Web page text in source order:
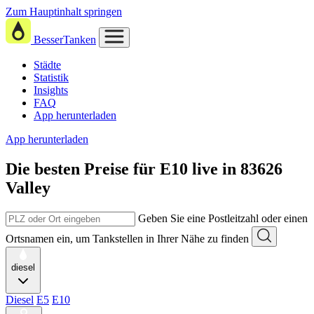
Zum Hauptinhalt springen
BesserTanken
Städte
Statistik
Insights
FAQ
App herunterladen
App herunterladen
Die besten Preise für E10 live in 83626
Valley
Geben Sie eine Postleitzahl oder einen
Ortsnamen ein, um Tankstellen in Ihrer Nähe zu finden
diesel
Diesel E5 E10